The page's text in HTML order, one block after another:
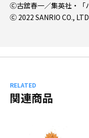
Ⓒ古舘春一／集英社・「
Ⓒ 2022 SANRIO CO.,
RELATED
関連商品